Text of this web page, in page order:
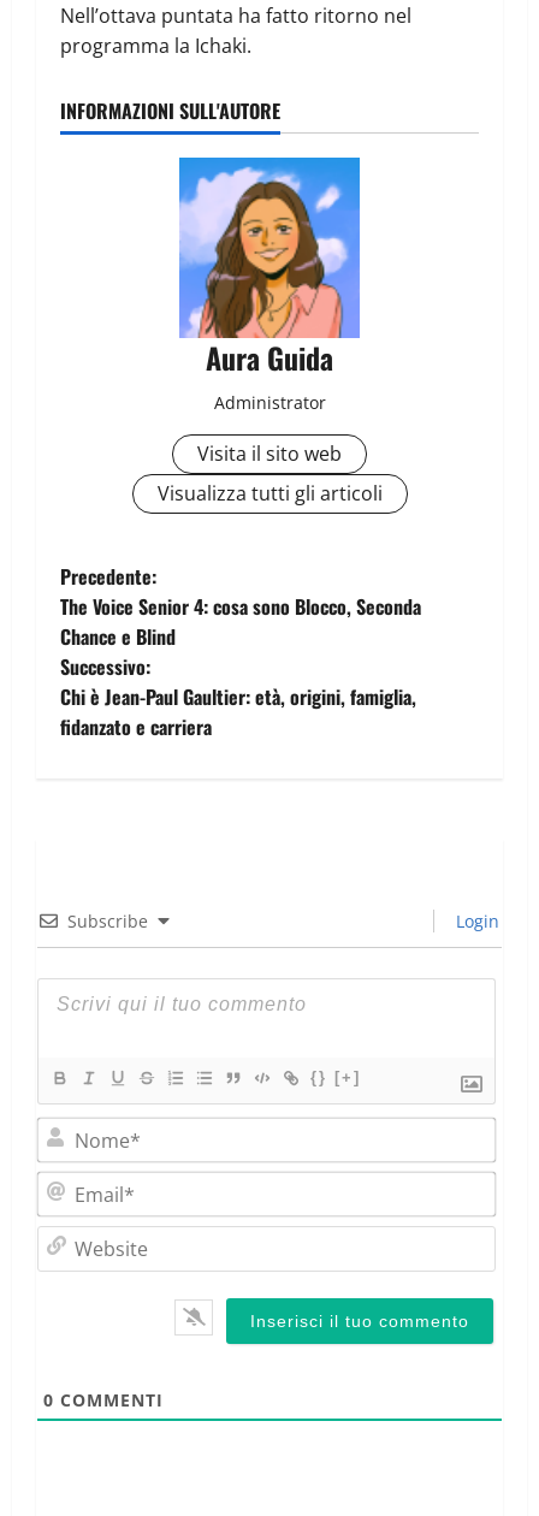
Nell’ottava puntata ha fatto ritorno nel
programma la Ichaki.
INFORMAZIONI SULL'AUTORE
Aura Guida
Administrator
Visita il sito web
Visualizza tutti gli articoli
Precedente:
The Voice Senior 4: cosa sono Blocco, Seconda
Chance e Blind
Successivo:
Chi è Jean-Paul Gaultier: età, origini, famiglia,
fidanzato e carriera
Subscribe Login
{} [+]
0 COMMENTI